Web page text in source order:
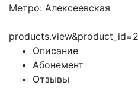
Метро: Алексеевская
Описание
Абонемент
Отзывы